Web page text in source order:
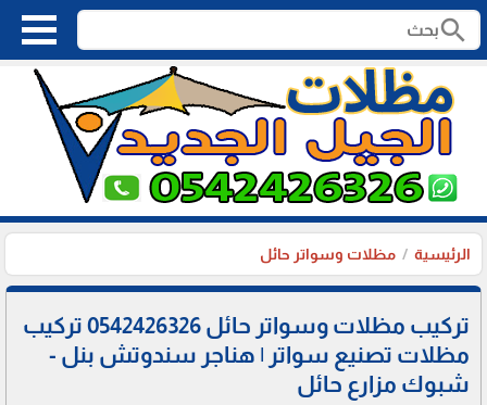
search
الرئيسية مظلات وسواتر حائل
تركيب مظلات وسواتر حائل 0542426326 تركيب
مظلات تصنيع سواتر | هناجر سندوتش بنل -
شبوك مزارع حائل